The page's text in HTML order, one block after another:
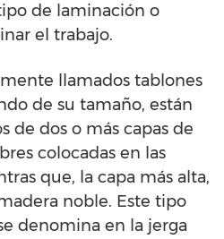
de laminación o
el trabajo.
llamados tablones
de su tamaño, están
de dos o más capas de
colocadas en las
que, la capa más alta,
noble. Este tipo
denomina en la jerga